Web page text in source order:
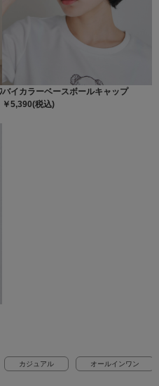
ン
バイカラーベースボールキャップ
￥5,390(税込)
カジュアル オールインワン